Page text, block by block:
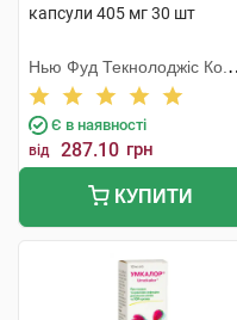
капсули 405 мг 30 шт
Нью Фуд Текнолоджіс Ко.
Лтд
Є в наявності
від 287.10 грн
КУПИТИ